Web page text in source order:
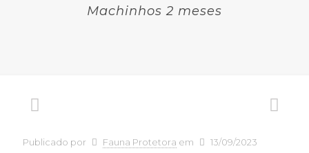
Machinhos 2 meses
Publicado por Fauna Protetora em 13/09/2023